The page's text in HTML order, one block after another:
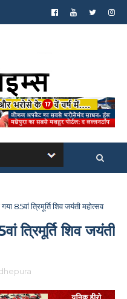
85वां त्रिमूर्ति शिव जयंती महोत्सव
त्रिमूर्ति शिव जयंती